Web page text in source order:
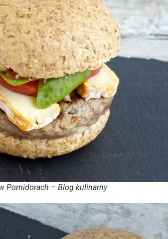
Pomidorach – Blog kulinarny